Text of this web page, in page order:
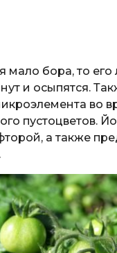
мало бора, то его
и осыпятся.
во
пустоцветов.
а также